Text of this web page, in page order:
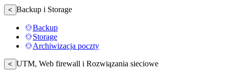
< Backup i Storage
Backup
Storage
Archiwizacja poczty
< UTM, Web firewall i Rozwiązania sieciowe